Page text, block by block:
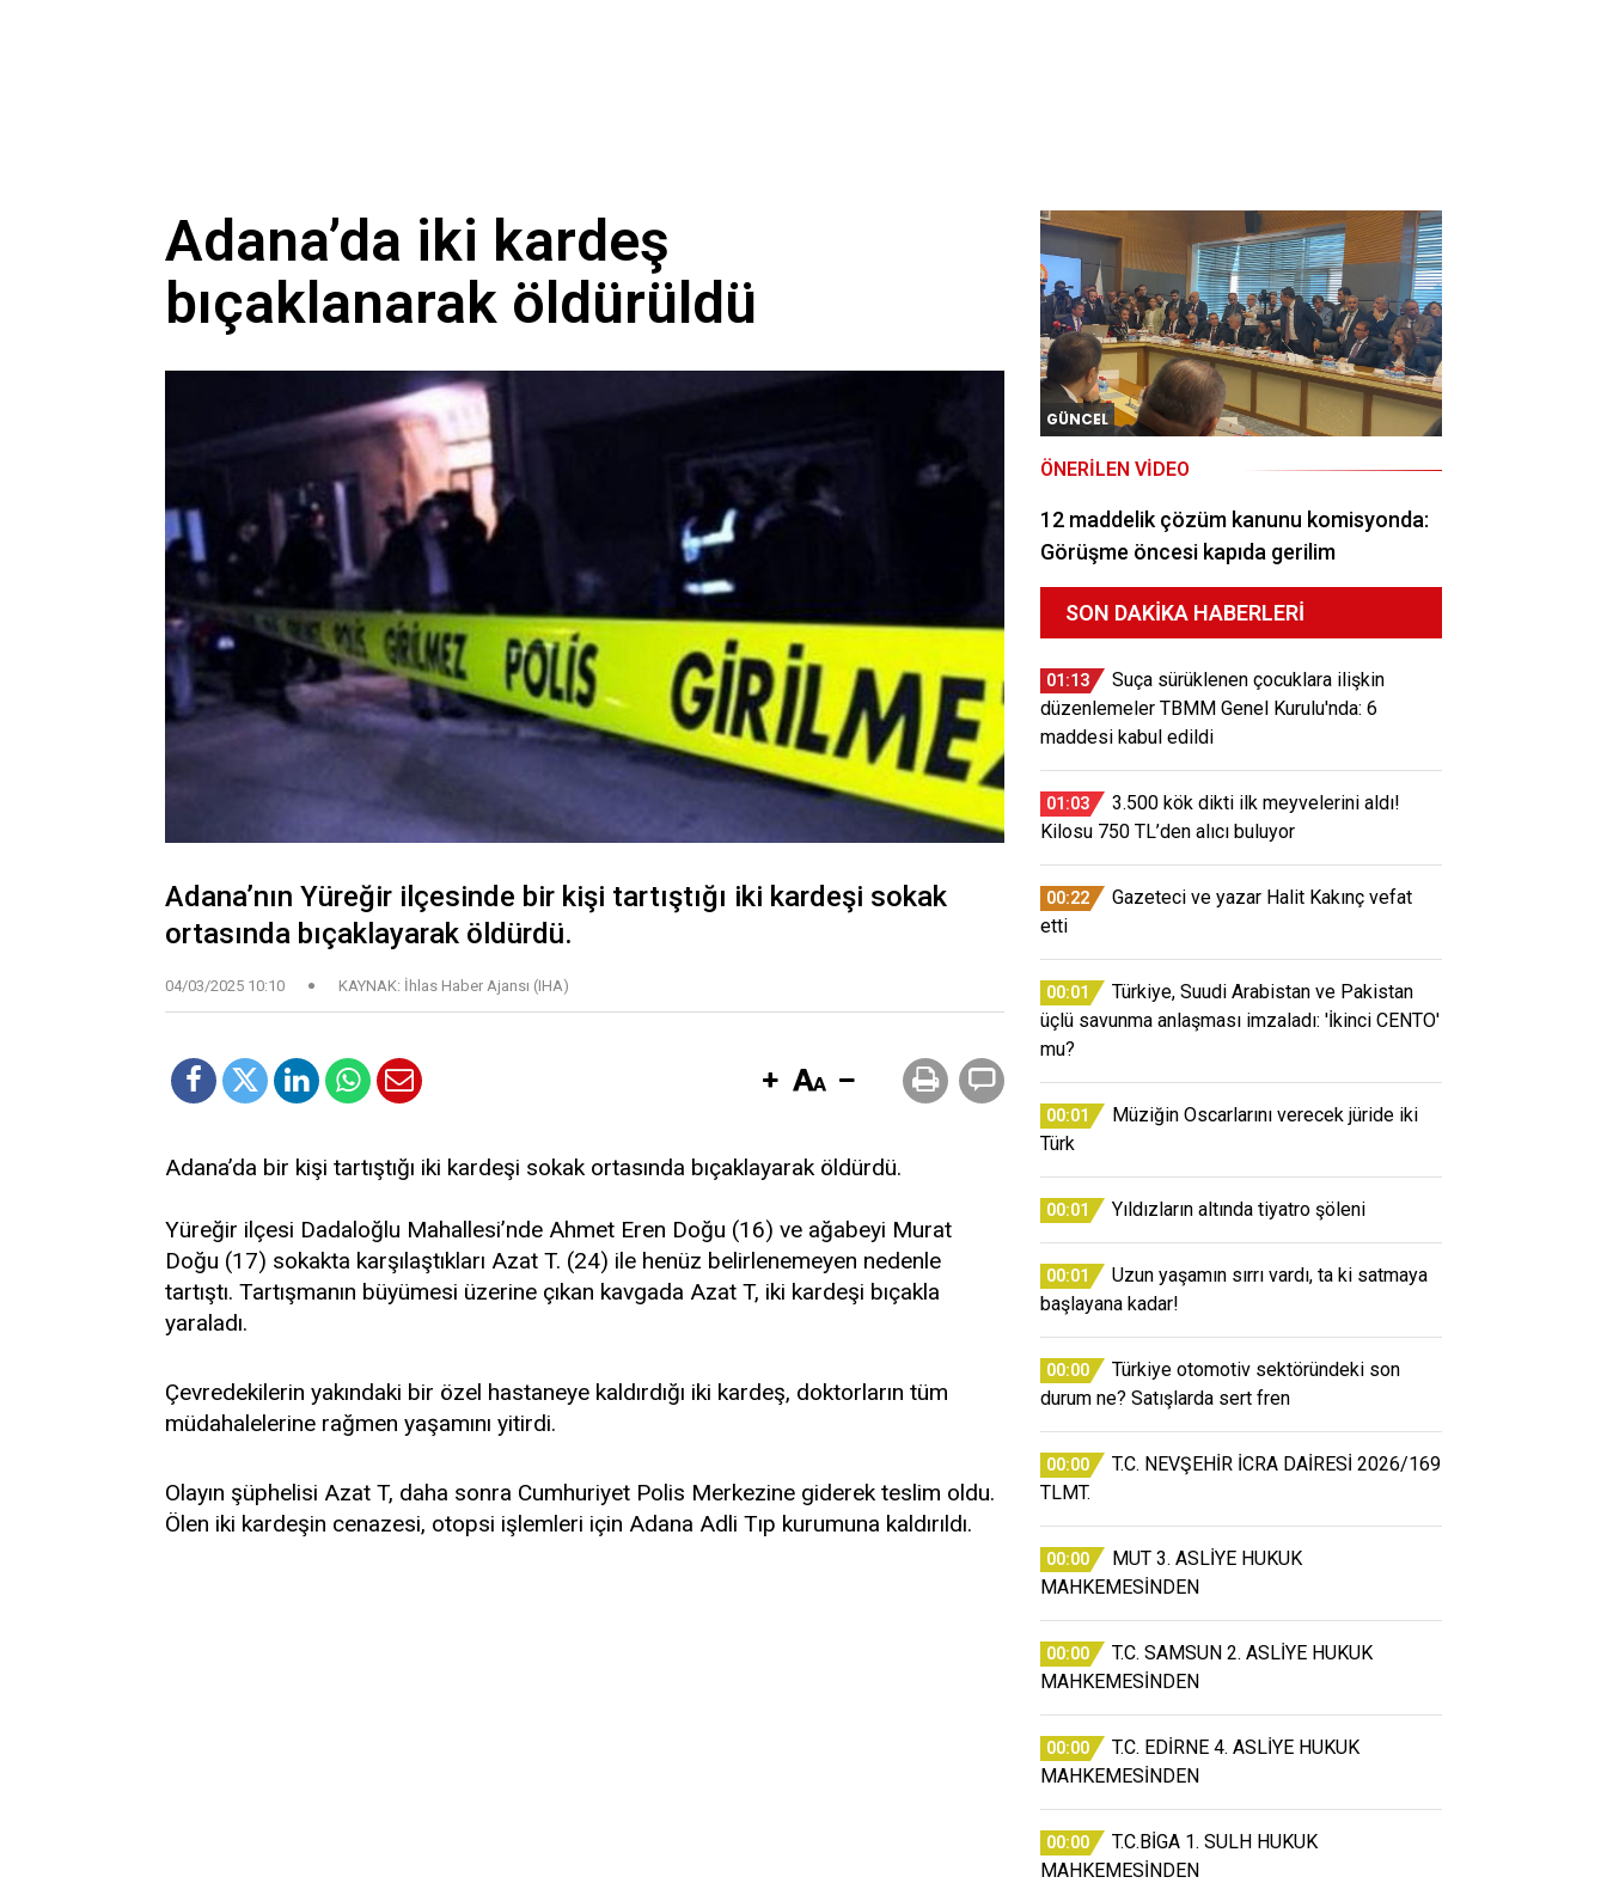
Adana’da iki kardeş
bıçaklanarak öldürüldü
Adana’nın Yüreğir ilçesinde bir kişi tartıştığı iki kardeşi sokak
ortasında bıçaklayarak öldürdü.
04/03/2025 10:10 KAYNAK: İhlas Haber Ajansı (IHA)
Adana’da bir kişi tartıştığı iki kardeşi sokak ortasında bıçaklayarak öldürdü.
Yüreğir ilçesi Dadaloğlu Mahallesi’nde Ahmet Eren Doğu (16) ve ağabeyi Murat
Doğu (17) sokakta karşılaştıkları Azat T. (24) ile henüz belirlenemeyen nedenle
tartıştı. Tartışmanın büyümesi üzerine çıkan kavgada Azat T, iki kardeşi bıçakla
yaraladı.
Çevredekilerin yakındaki bir özel hastaneye kaldırdığı iki kardeş, doktorların tüm
müdahalelerine rağmen yaşamını yitirdi.
Olayın şüphelisi Azat T, daha sonra Cumhuriyet Polis Merkezine giderek teslim oldu.
Ölen iki kardeşin cenazesi, otopsi işlemleri için Adana Adli Tıp kurumuna kaldırıldı.
GÜNCEL
ÖNERILEN VIDEO
12 maddelik çözüm kanunu komisyonda:
Görüşme öncesi kapıda gerilim
SON DAKIKA HABERLERI
01:13
Suça sürüklenen çocuklara ilişkin
düzenlemeler TBMM Genel Kurulu'nda: 6
maddesi kabul edildi
01:03
3.500 kök dikti ilk meyvelerini aldı!
Kilosu 750 TL’den alıcı buluyor
00:22
Gazeteci ve yazar Halit Kakınç vefat
etti
00:01
Türkiye, Suudi Arabistan ve Pakistan
üçlü savunma anlaşması imzaladı: 'İkinci CENTO'
mu?
00:01
Müziğin Oscarlarını verecek jüride iki
Türk
00:01 Yıldızların altında tiyatro şöleni
00:01
Uzun yaşamın sırrı vardı, ta ki satmaya
başlayana kadar!
00:00
Türkiye otomotiv sektöründeki son
durum ne? Satışlarda sert fren
00:00
T.C. NEVŞEHİR İCRA DAİRESİ 2026/169
TLMT.
00:00
MUT 3. ASLİYE HUKUK
MAHKEMESİNDEN
00:00
T.C. SAMSUN 2. ASLİYE HUKUK
MAHKEMESİNDEN
00:00
T.C. EDİRNE 4. ASLİYE HUKUK
MAHKEMESİNDEN
00:00
T.C.BİGA 1. SULH HUKUK
MAHKEMESİNDEN